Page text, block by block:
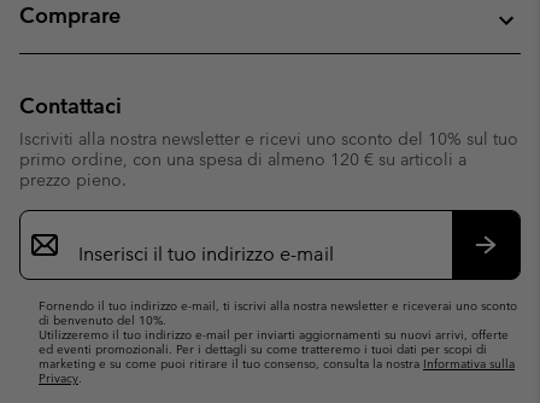
Comprare
Contattaci
Iscriviti alla nostra newsletter e ricevi uno sconto del 10% sul tuo
primo ordine, con una spesa di almeno 120 € su articoli a
prezzo pieno.
Iscrizione
e-
mail
Fornendo il tuo indirizzo e-mail, ti iscrivi alla nostra newsletter e riceverai uno sconto
di benvenuto del 10%.
Utilizzeremo il tuo indirizzo e-mail per inviarti aggiornamenti su nuovi arrivi, offerte
ed eventi promozionali. Per i dettagli su come tratteremo i tuoi dati per scopi di
marketing e su come puoi ritirare il tuo consenso, consulta la nostra Informativa sulla
Privacy.